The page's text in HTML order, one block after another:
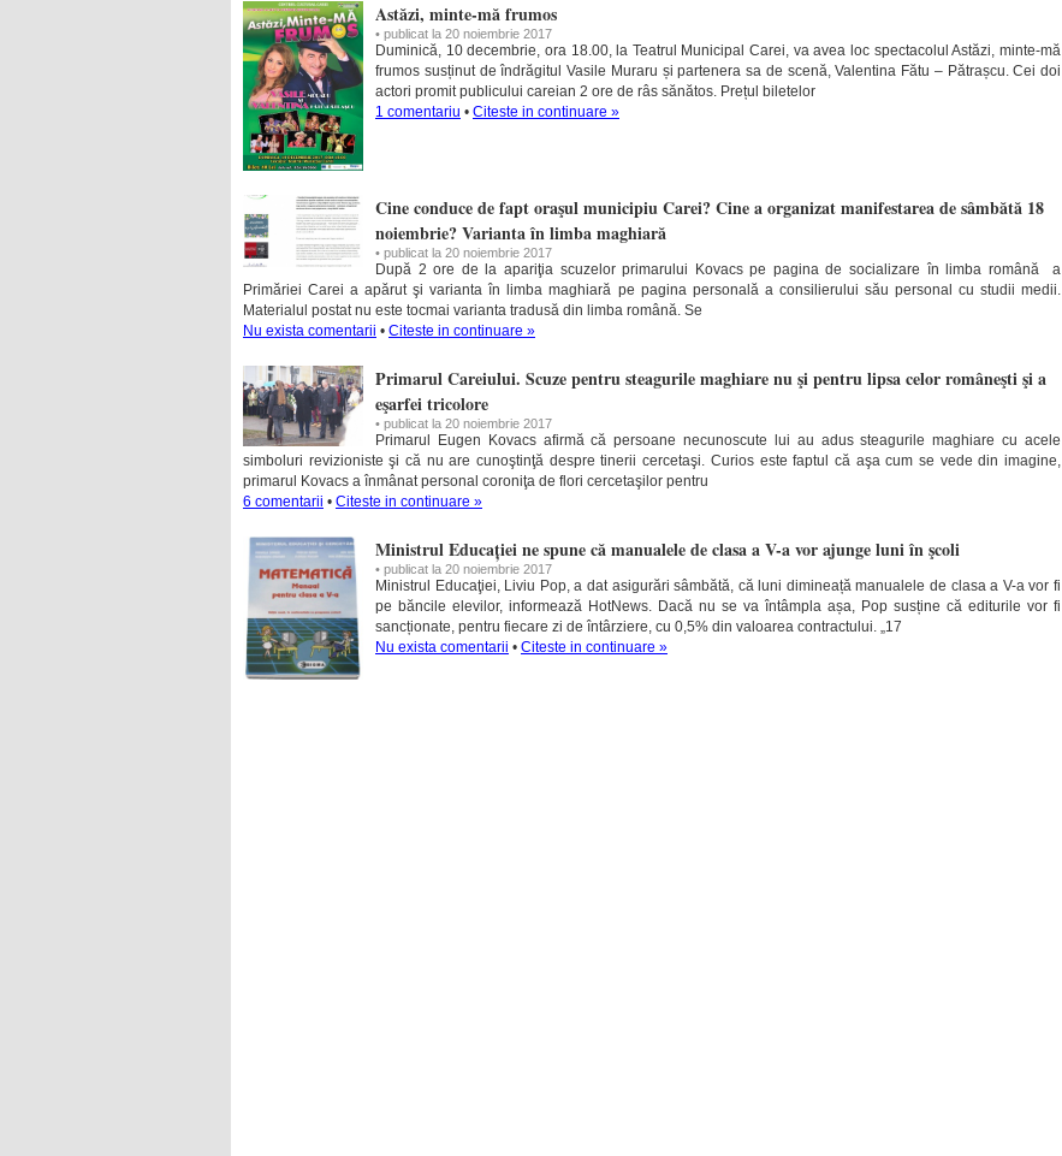
Astăzi, minte-mă frumos
• publicat la 20 noiembrie 2017
Duminică, 10 decembrie, ora 18.00, la Teatrul Municipal Carei, va avea loc spectacolul Astăzi, minte-mă
frumos susținut de îndrăgitul Vasile Muraru și partenera sa de scenă, Valentina Fătu – Pătrașcu. Cei doi
actori promit publicului careian 2 ore de râs sănătos. Prețul biletelor
1 comentariu • Citeste in continuare »
Cine conduce de fapt oraşul municipiu Carei? Cine a organizat manifestarea de sâmbătă 18
noiembrie? Varianta în limba maghiară
• publicat la 20 noiembrie 2017
După 2 ore de la apariţia scuzelor primarului Kovacs pe pagina de socializare în limba română a
Primăriei Carei a apărut şi varianta în limba maghiară pe pagina personală a consilierului său personal cu studii medii.
Materialul postat nu este tocmai varianta tradusă din limba română. Se
Nu exista comentarii • Citeste in continuare »
Primarul Careiului. Scuze pentru steagurile maghiare nu şi pentru lipsa celor româneşti şi a
eşarfei tricolore
• publicat la 20 noiembrie 2017
Primarul Eugen Kovacs afirmă că persoane necunoscute lui au adus steagurile maghiare cu acele
simboluri revizioniste şi că nu are cunoştinţă despre tinerii cercetaşi. Curios este faptul că aşa cum se vede din imagine,
primarul Kovacs a înmânat personal coroniţa de flori cercetaşilor pentru
6 comentarii • Citeste in continuare »
Ministrul Educației ne spune că manualele de clasa a V-a vor ajunge luni în şcoli
• publicat la 20 noiembrie 2017
Ministrul Educaţiei, Liviu Pop, a dat asigurări sâmbătă, că luni dimineață manualele de clasa a V-a vor fi
pe băncile elevilor, informează HotNews. Dacă nu se va întâmpla așa, Pop susține că editurile vor fi
sancționate, pentru fiecare zi de întârziere, cu 0,5% din valoarea contractului. „17
Nu exista comentarii • Citeste in continuare »